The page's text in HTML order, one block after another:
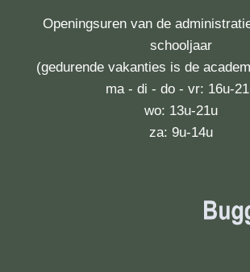
Openingsuren van de
schooljaar
(gedurende vakanties is de
ma - di - do - vr: 16u-
wo: 13u-21u
za: 9u-14u